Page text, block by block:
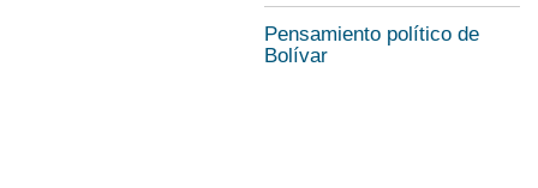
Pensamiento político de
Bolívar